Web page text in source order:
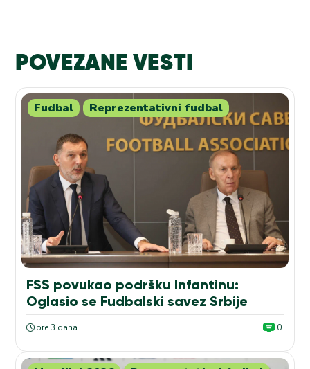
POVEZANE VESTI
Fudbal Reprezentativni fudbal
FSS povukao podršku Infantinu:
Oglasio se Fudbalski savez Srbije
pre 3 dana 0